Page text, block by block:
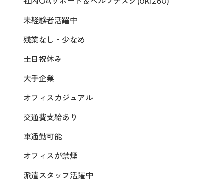
未経験者活躍中
残業なし・少なめ
土日祝休み
大手企業
オフィスカジュアル
交通費支給あり
車通勤可能
オフィスが禁煙
派遣スタッフ活躍中